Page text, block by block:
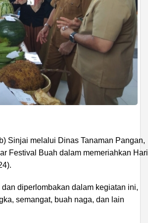
Sinjai melalui Dinas Tanaman Pangan,
Festival Buah dalam memeriahkan Hari
diperlombakan dalam kegiatan ini,
semangat, buah naga, dan lain